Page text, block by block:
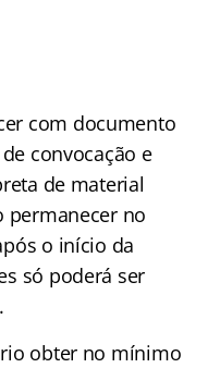
com documento
convocação e
de material
permanecer no
o início da
só poderá ser
obter no mínimo